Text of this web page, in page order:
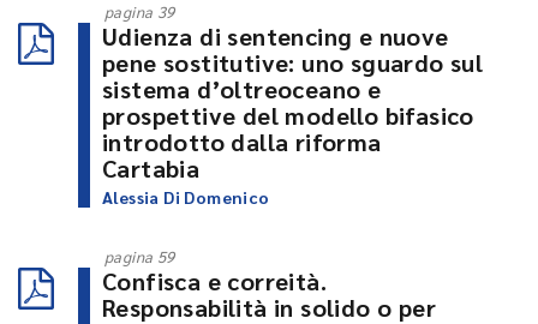
pagina 39
Udienza di sentencing e nuove
pene sostitutive: uno sguardo sul
sistema d’oltreoceano e
prospettive del modello bifasico
introdotto dalla riforma
Cartabia
Alessia Di Domenico
pagina 59
Confisca e correità.
Responsabilità in solido o per